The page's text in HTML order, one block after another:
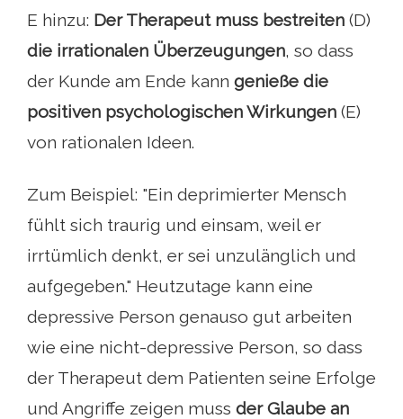
E hinzu: Der Therapeut muss bestreiten (D)
die irrationalen Überzeugungen, so dass
der Kunde am Ende kann genieße die
positiven psychologischen Wirkungen (E)
von rationalen Ideen.
Zum Beispiel: "Ein deprimierter Mensch
fühlt sich traurig und einsam, weil er
irrtümlich denkt, er sei unzulänglich und
aufgegeben." Heutzutage kann eine
depressive Person genauso gut arbeiten
wie eine nicht-depressive Person, so dass
der Therapeut dem Patienten seine Erfolge
und Angriffe zeigen muss der Glaube an